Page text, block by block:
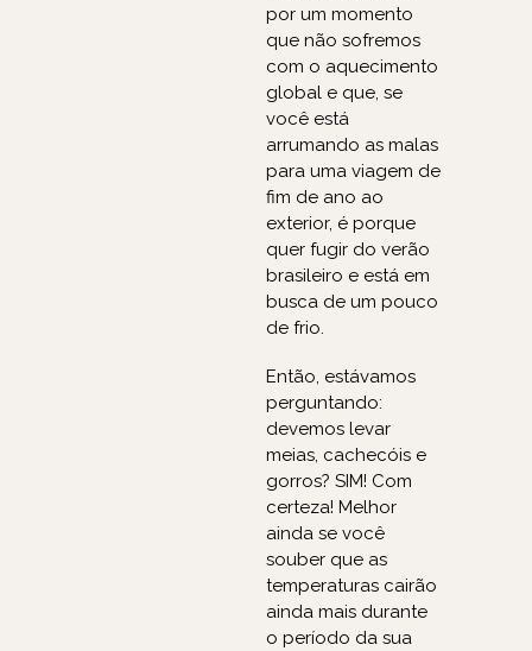
por um momento
que não sofremos
com o aquecimento
global e que, se
você está
arrumando as malas
para uma viagem de
fim de ano ao
exterior, é porque
quer fugir do verão
brasileiro e está em
busca de um pouco
de frio.
Então, estávamos
perguntando:
devemos levar
meias, cachecóis e
gorros? SIM! Com
certeza! Melhor
ainda se você
souber que as
temperaturas cairão
ainda mais durante
o período da sua